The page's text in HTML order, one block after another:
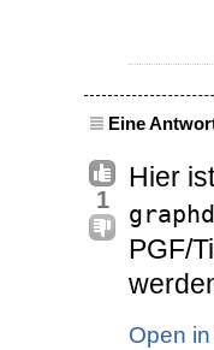
Eine
1
Hier
PGF/
Open